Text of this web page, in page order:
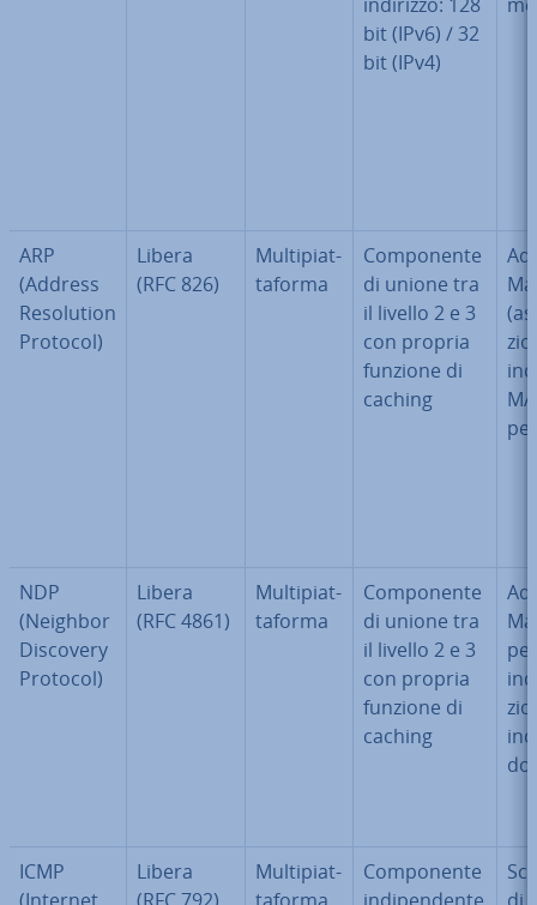
bit (IPv6) / 32
bit (IPv4)
ARP
(Address
Re­so­lu­tion
Protocol)
Libera
(RFC 826)
Mul­ti­piat­
ta­for­ma
Com­po­nen­te
di unione tra
il livello 2 e 3
con propria
funzione di
caching
NDP
(Neighbor
Discovery
Protocol)
Libera
(RFC 4861)
Mul­ti­piat­
ta­for­ma
Com­po­nen­te
di unione tra
il livello 2 e 3
con propria
funzione di
caching
ICMP
Libera
Mul­ti­piat­
Com­po­nen­te